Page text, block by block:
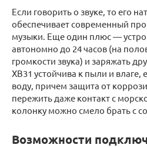
Если говорить о звуке, то его
обеспечивает современный
музыки. Еще один плюс —
автономно до 24 часов (на
громкости звука) и заряжать
XB31 устойчива к пыли и
воду, причем защита от
пережить даже контакт с
колонку можно смело брать с
Возможности